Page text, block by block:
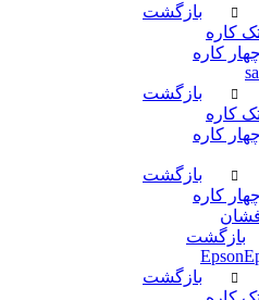
بازگشت
کاره
چهار کاره
بازگشت
کاره
چهار کاره
بازگشت
چهار کاره
بازگشت
Epson
بازگشت